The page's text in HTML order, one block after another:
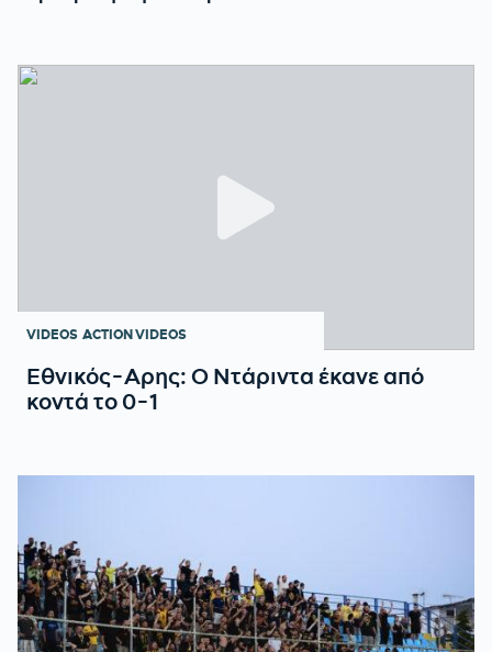
VIDEOS ACTION VIDEOS
Εθνικός-Αρης: Ο Ντάριντα έκανε από
κοντά το 0-1